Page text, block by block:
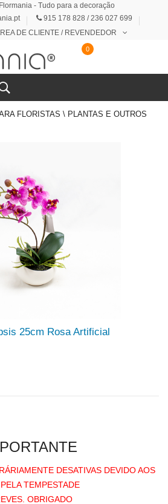
- Tudo para a decoração
915 178 828 / 236 027 699
DE CLIENTE / REVENDEDOR
0
FLORISTAS \ PLANTAS E OUTROS
25cm Rosa Artificial
DESATIVAS DEVIDO AOS
TEMPESTADE
OBRIGADO